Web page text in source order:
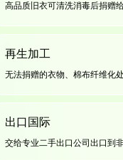
高品质旧衣可清洗消毒后捐赠
再生加工
无法捐赠的衣物、棉布纤维化
出口国际
交给专业二手出口公司出口到